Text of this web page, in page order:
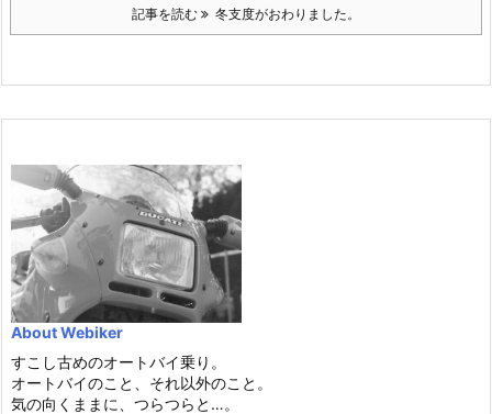
記事を読む 冬支度がおわりました。
About Webiker
すこし古めのオートバイ乗り。
オートバイのこと、それ以外のこと。
気の向くままに、つらつらと…。